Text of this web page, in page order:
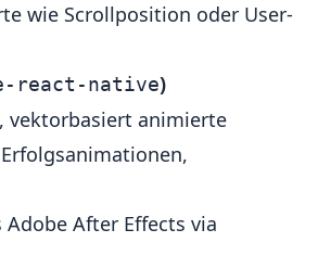
wie Scrollposition oder User-
react-native)
vektorbasiert animierte
Erfolgsanimationen,
After Effects via